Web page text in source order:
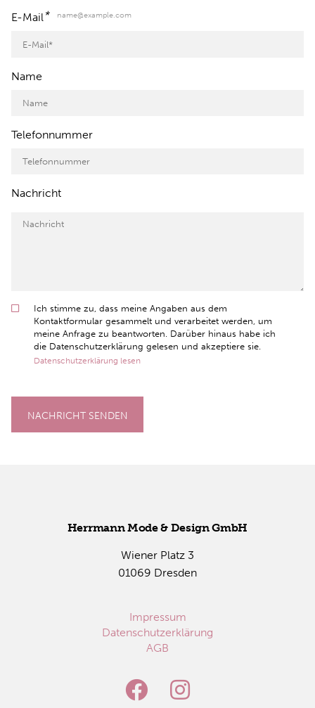
E-Mail* name@example.com
Name
Telefonnummer
Nachricht
Ich stimme zu, dass meine Angaben aus dem
Kontaktformular gesammelt und verarbeitet werden, um
meine Anfrage zu beantworten. Darüber hinaus habe ich
die Datenschutzerklärung gelesen und akzeptiere sie.
Datenschutzerklärung lesen
NACHRICHT SENDEN
Herr­mann Mode & De­sign GmbH
Wie­ner Platz 3
01069 Dres­den
Impressum
Datenschutzerklärung
AGB